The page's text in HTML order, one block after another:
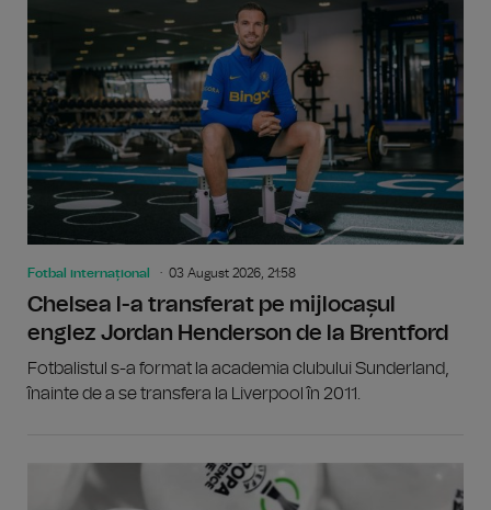
Fotbal internațional 03 August 2026, 21:58
Chelsea l-a transferat pe mijlocașul
englez Jordan Henderson de la Brentford
Fotbalistul s-a format la academia clubului Sunderland,
înainte de a se transfera la Liverpool în 2011.